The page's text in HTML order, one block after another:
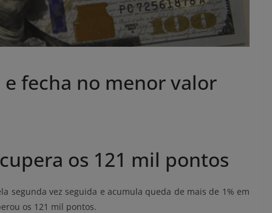
e fecha no menor valor
os 121 mil pontos
segunda vez seguida e acumula queda de mais de 1% em
os 121 mil pontos.